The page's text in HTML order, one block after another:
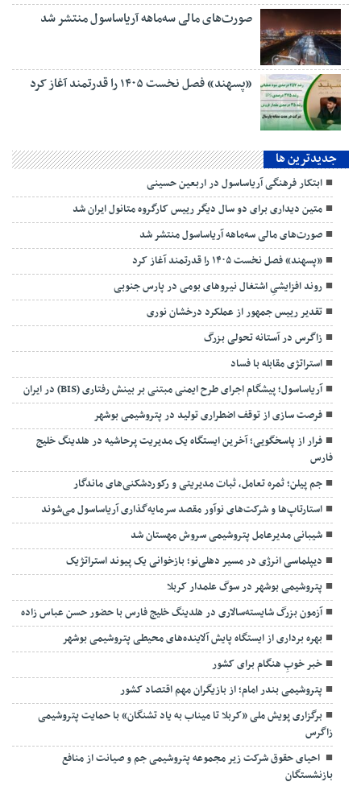
صورت‌های مالی سه‌ماهه آریاساسول منتشر شد
«پسهند» فصل نخست ۱۴۰۵ را قدرتمند آغاز کرد
جديدترين ها
ابتکار فرهنگی آریاساسول در اربعین حسینی
متین دیداری برای دو سال دیگر رییس کارگروه متانول ایران شد
صورت‌های مالی سه‌ماهه آریاساسول منتشر شد
«پسهند» فصل نخست ۱۴۰۵ را قدرتمند آغاز کرد
روند افزایشیِ اشتغال نیروهای بومی در پارس جنوبی
تقدیر رییس جمهور از عملکرد درخشان نوری
زاگرس در آستانه تحولی بزرگ
استراتژی مقابله با فساد
آریاساسول؛ پیشگام اجرای طرح ایمنی مبتنی بر بینش رفتاری (BIS) در ایران
فرصت سازی از توقف اضطراری تولید در پتروشیمی بوشهر
فرار از پاسخگویی؛ آخرین ایستگاه یک مدیریت پرحاشیه در هلدینگ خلیج
فارس
جم پیلن؛ ثمره تعامل، ثبات مدیریتی و رکوردشکنی‌های ماندگار
استارتاپ‌ها و شرکت‌های نوآور مقصد سرما‌یه‌گذاری آریاساسول می‌شوند
شیبانی مدیرعامل پتروشیمی سروش مهستان شد
دیپلماسی انرژی در مسیر دهلی‌نو؛ بازخوانی یک پیوند استراتژیک
پتروشیمی بوشهر در سوگ علمدار کربلا
آزمون بزرگ شایسته‌سالاری در هلدینگ خلیج فارس با حضور حسن عباس زاده
بهره برداری از ایستگاه پایش آلاینده‌های محیطی پتروشیمی بوشهر
خبر خوبِ هنگام برای کشور
پتروشیمی بندر امام؛ از بازیگران مهم اقتصاد کشور
برگزاری پویش ملی «کربلا تا میناب به یاد تشنگان» با حمایت پتروشیمی
زاگرس
احیای حقوق شرکت زیر مجموعه پتروشیمی جم و صیانت از منافع
بازنشستگان